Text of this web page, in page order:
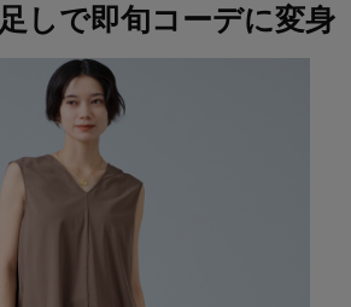
しで即旬コーデに変身